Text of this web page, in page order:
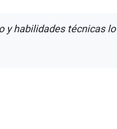
y habilidades técnicas lo